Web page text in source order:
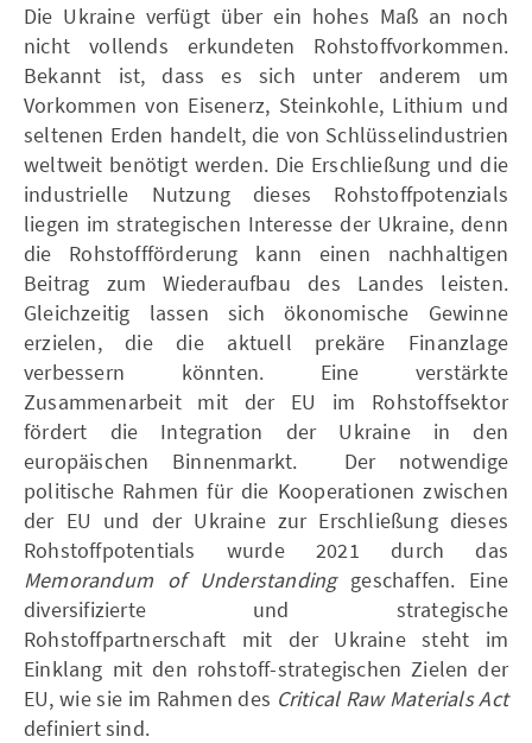
Die Ukraine verfügt über ein hohes Maß an noch
nicht vollends erkundeten Rohstoffvorkommen.
Bekannt ist, dass es sich unter anderem um
Vorkommen von Eisenerz, Steinkohle, Lithium und
seltenen Erden handelt, die von Schlüsselindustrien
weltweit benötigt werden. Die Erschließung und die
industrielle Nutzung dieses Rohstoffpotenzials
liegen im strategischen Interesse der Ukraine, denn
die Rohstoffförderung kann einen nachhaltigen
Beitrag zum Wiederaufbau des Landes leisten.
Gleichzeitig lassen sich ökonomische Gewinne
erzielen, die die aktuell prekäre Finanzlage
verbessern könnten. Eine verstärkte
Zusammenarbeit mit der EU im Rohstoffsektor
fördert die Integration der Ukraine in den
europäischen Binnenmarkt. Der notwendige
politische Rahmen für die Kooperationen zwischen
der EU und der Ukraine zur Erschließung dieses
Rohstoffpotentials wurde 2021 durch das
Memorandum of Understandinggeschaffen. Eine
diversifizierte und strategische
Rohstoffpartnerschaft mit der Ukraine steht im
Einklang mit den rohstoff-strategischen Zielen der
EU, wie sie im Rahmen des Critical Raw Materials Act
definiert sind.